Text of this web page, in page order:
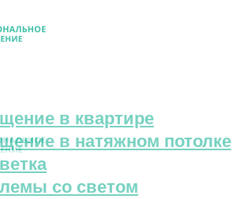
в квартире
в натяжном потолке
со светом